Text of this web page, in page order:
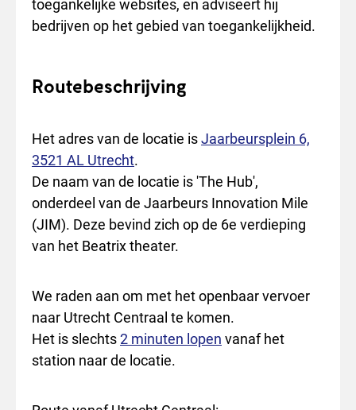
toegankelijke websites, en adviseert hij
bedrijven op het gebied van toegankelijkheid.
Routebeschrijving
Het adres van de locatie isJaarbeursplein 6,
3521 AL Utrecht.
De naam van de locatie is 'The Hub',
onderdeel van de Jaarbeurs Innovation Mile
(JIM). Deze bevind zich op de 6e verdieping
van het Beatrix theater.
We raden aan om met het openbaar vervoer
naar Utrecht Centraal te komen.
Het is slechts2 minuten lopen vanaf het
station naar de locatie.